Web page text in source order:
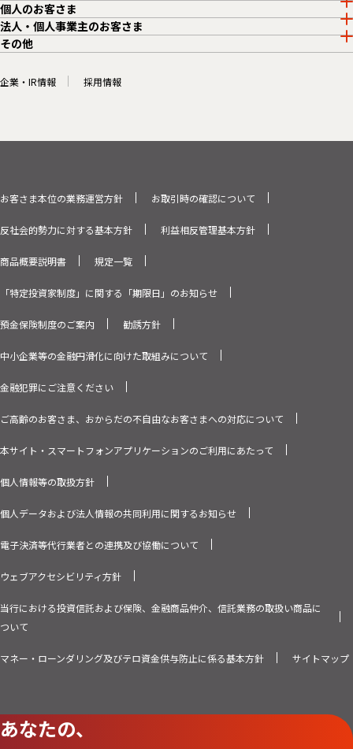
個人のお客さま
法人・個人事業主のお客さま
その他
あなたの、
企業・IR情報 採用情報
お客さま本位の業務運営方針 お取引時の確認について
反社会的勢力に対する基本方針 利益相反管理基本方針
商品概要説明書 規定一覧
「特定投資家制度」に関する「期限日」のお知らせ
預金保険制度のご案内 勧誘方針
中小企業等の金融円滑化に向けた取組みについて
金融犯罪にご注意ください
ご高齢のお客さま、おからだの不自由なお客さまへの対応について
本サイト・スマートフォンアプリケーションのご利用にあたって
個人情報等の取扱方針
個人データおよび法人情報の共同利用に関するお知らせ
電子決済等代行業者との連携及び協働について
ウェブアクセシビリティ方針
当行における投資信託および保険、金融商品仲介、信託業務の取扱い商品に
ついて
マネー・ローンダリング及びテロ資金供与防止に係る基本方針 サイトマップ